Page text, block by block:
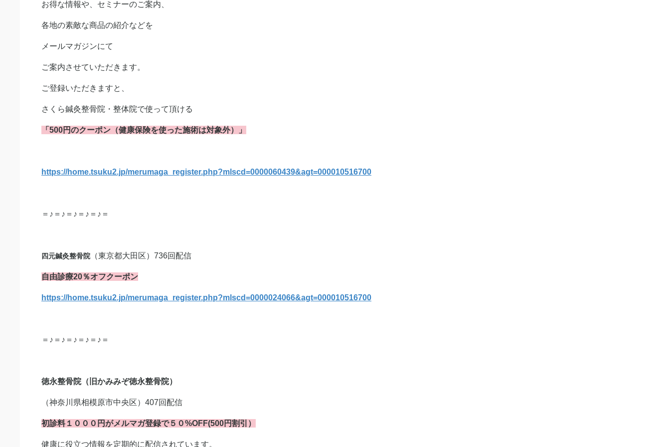
お得な情報や、セミナーのご案内、
各地の素敵な商品の紹介などを
メールマガジンにて
ご案内させていただきます。
ご登録いただきますと、
さくら鍼灸整骨院・整体院で使って頂ける
「500円のクーポン（健康保険を使った施術は対象外）」
https://home.tsuku2.jp/merumaga_register.php?mlscd=0000060439&agt=000010516700
＝♪＝♪＝♪＝♪＝♪＝
四元鍼灸整骨院 （東京都大田区）736回配信
自由診療20％オフクーポン
https://home.tsuku2.jp/merumaga_register.php?mlscd=0000024066&agt=000010516700
＝♪＝♪＝♪＝♪＝♪＝
徳永整骨院（旧かみみぞ徳永整骨院）
（神奈川県相模原市中央区）407回配信
初診料１０００円がメルマガ登録で５０%OFF(500円割引）
健康に役立つ情報を定期的に配信されています。